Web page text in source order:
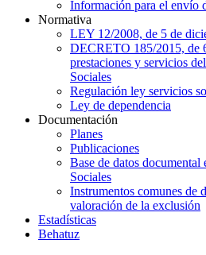
Información para el envío
Normativa
LEY 12/2008, de 5 de
DECRETO 185/2015, de
prestaciones y servicios
Sociales
Regulación ley servicios
Ley de dependencia
Documentación
Planes
Publicaciones
Base de datos documental
Sociales
Instrumentos comunes de
valoración de la exclusión
Estadísticas
Behatuz